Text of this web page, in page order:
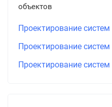
объектов
Проектирование
Проектирование
Проектирование систем